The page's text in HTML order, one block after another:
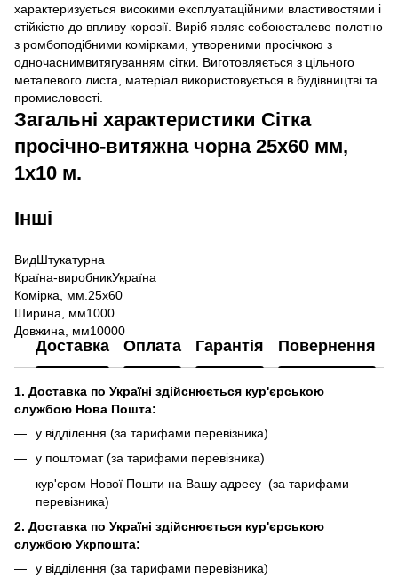
характеризується високими експлуатаційними властивостями і
стійкістю до впливу корозії. Виріб являє собоюсталеве полотно
з ромбоподібними комірками, утвореними просічкою з
одночаснимвитягуванням сітки. Виготовляється з цільного
металевого листа, матеріал використовується в будівництві та
промисловості.
Загальні характеристики Сітка
просічно-витяжна чорна 25х60 мм,
1х10 м.
Інші
ВидШтукатурна
Країна-виробникУкраїна
Комірка, мм. 25х60
Ширина, мм1000
Довжина, мм10000
Доставка Оплата Гарантія Повернення
1. Доставка по Україні здійснюється кур'єрською
службою Нова Пошта:
у відділення (за тарифами перевізника)
у поштомат (за тарифами перевізника)
кур'єром Нової Пошти на Вашу адресу (за тарифами
перевізника)
2. Доставка по Україні здійснюється кур'єрською
службою Укрпошта:
у відділення (за тарифами перевізника)